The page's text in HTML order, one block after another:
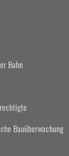
Bahn
Bauüberwachung